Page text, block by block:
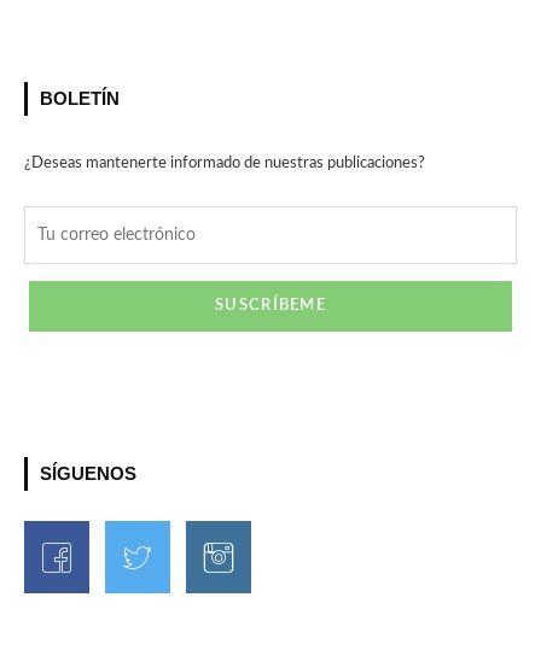
BOLETÍN
¿Deseas mantenerte informado de nuestras publicaciones?
SÍGUENOS